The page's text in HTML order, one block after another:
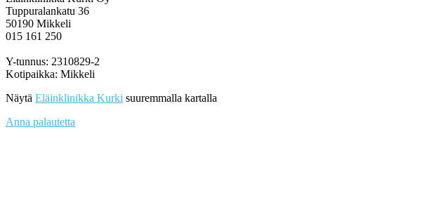
Tuppuralankatu 36
50190 Mikkeli
015 161 250
Y-tunnus: 2310829-2
Kotipaikka: Mikkeli
Näytä Eläinklinikka Kurki suuremmalla kartalla
Anna palautetta